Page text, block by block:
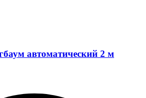
автоматический 2 м